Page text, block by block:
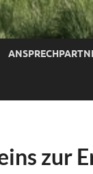
zur